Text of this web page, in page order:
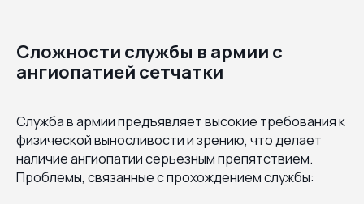
Сложности службы в армии с
ангиопатией сетчатки
Служба в армии предъявляет высокие требования к
физической выносливости и зрению, что делает
наличие ангиопатии серьезным препятствием.
Проблемы, связанные с прохождением службы: